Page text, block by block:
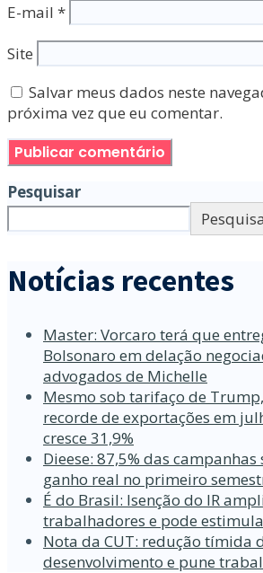
E-mail *
Site
Salvar meus dados neste
próxima vez que eu comentar.
Pesquisar
Notícias recentes
Master: Vorcaro terá que
Bolsonaro em delação
advogados de Michelle
Mesmo sob tarifaço de
recorde de exportações em
cresce 31,9%
Dieese: 87,5% das
ganho real no primeiro
É do Brasil: Isenção do IR
trabalhadores e pode
Nota da CUT: redução tímida
desenvolvimento e pune